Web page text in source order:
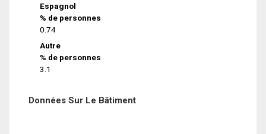
Espagnol
% de personnes
0.74
Autre
% de personnes
3.1
Données Sur Le Bâtiment